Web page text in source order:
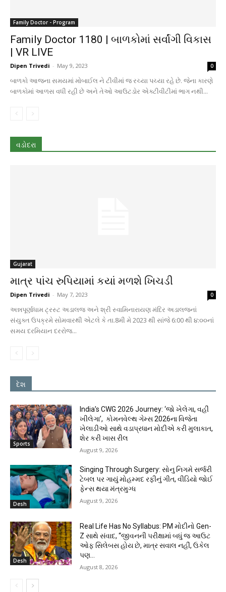
Family Doctor - Program
Family Doctor 1180 | બાળકોમાં સર્વાંગી વિકાસ
| VR LIVE
Dipen Trivedi - May 9, 2023 0
બાળકો આજના સમયમાં મોબાઈલ ને ટીવીમાં જ રચ્યા પચ્યા રહે છે. જેના કારણે
બાળકોમાં આળસ વધી રહી છે અને તેઓ આઉટડોર એક્ટીવીટીમાં ભાગ નથી...
વડોદરા
Gujarat
માત્ર પાંચ રુપિયામાં કયાં મળશે ખિચડી
Dipen Trivedi - May 7, 2023 0
અન્નપૂર્ણાધામ ટ્રસ્ટ અડાલજ અને શ્રી સ્વામિનારાયણ મંદિર અડાલજનાં
સંયુક્ત ઉપક્રમે સોમવારથી એટલે કે તા.8મી મે 2023 થી સાંજે 6:00 થી ૪:૦૦નાં
સમય દરમિયાન દરરોજ...
દેશ
Sports
India’s CWG 2026 Journey: ‘જો ખેલેગા, વહીં
ખીલેગા’, કોમનવેલ્થ ગેમ્સ 2026ના વિજેતા
ખેલાડીઓ સાથે વડાપ્રધાન મોદીએ કરી મુલાકાત,
શેર કરી ખાસ રીલ
August 9, 2026
Desh
Singing Through Surgery: સોનુ નિગમે સર્જરી
ટેબલ પર ગાયું મોહમ્મદ રફીનું ગીત, વીડિયો જોઈ
ફેન્સ થયા મંત્રમુગ્ધ
August 9, 2026
Desh
Real Life Has No Syllabus: PM મોદીનો Gen-
Z સાથે સંવાદ, “જીવનની પરીક્ષામાં બધું જ આઉટ
ઓફ સિલેબસ હોય છે, માત્ર સવાલ નહીં, ઉકેલ
પણ...
August 8, 2026